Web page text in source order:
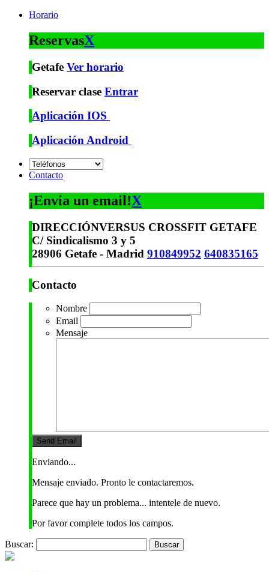
Horario
ReservasX
Getafe Ver horario
Reservar clase Entrar
Aplicación IOS
Aplicación Android
Contacto
¡Envia un email!X
DIRECCIÓNVERSUS CROSSFIT GETAFE
C/ Sindicalismo 3 y 5
28906 Getafe - Madrid 910849952 640835165
Contacto
Nombre
Email
Mensaje
Enviando...
Mensaje enviado. Pronto le contactaremos.
Parece que hay un problema... intentele de nuevo.
Por favor complete todos los campos.
Buscar: